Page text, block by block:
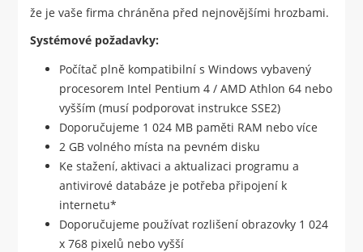
že je vaše firma chráněna před nejnovějšími hrozbami.
Systémové požadavky:
Počítač plně kompatibilní s Windows vybavený
procesorem Intel Pentium 4 / AMD Athlon 64 nebo
vyšším (musí podporovat instrukce SSE2)
Doporučujeme 1 024 MB paměti RAM nebo více
2 GB volného místa na pevném disku
Ke stažení, aktivaci a aktualizaci programu a
antivirové databáze je potřeba připojení k
internetu*
Doporučujeme používat rozlišení obrazovky 1 024
x 768 pixelů nebo vyšší